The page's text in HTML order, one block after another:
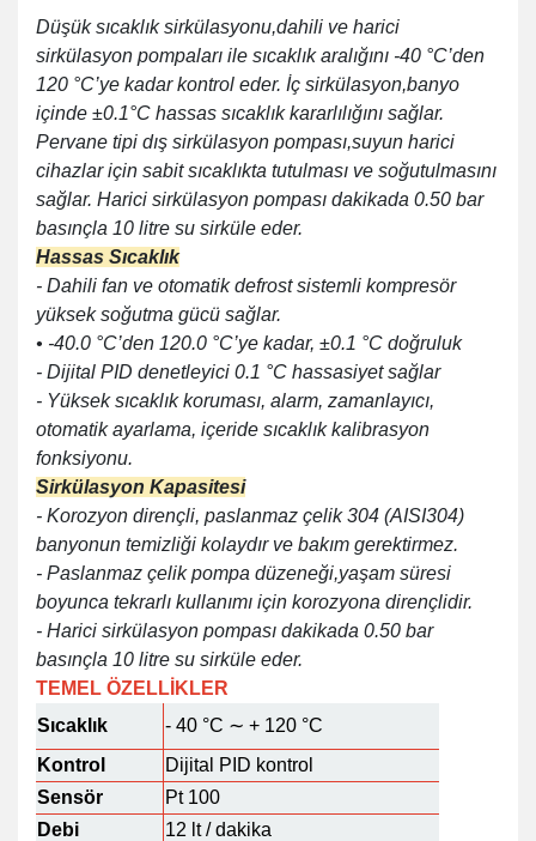
Düşük sıcaklık sirkülasyonu,dahili ve harici
sirkülasyon pompaları ile sıcaklık aralığını -40 °C’den
120 °C’ye kadar kontrol eder. İç sirkülasyon,banyo
içinde ±0.1°C hassas sıcaklık kararlılığını sağlar.
Pervane tipi dış sirkülasyon pompası,suyun harici
cihazlar için sabit sıcaklıkta tutulması ve soğutulmasını
sağlar. Harici sirkülasyon pompası dakikada 0.50 bar
basınçla 10 litre su sirküle eder.
Hassas Sıcaklık
- Dahili fan ve otomatik defrost sistemli kompresör
yüksek soğutma gücü sağlar.
• -40.0 °C’den 120.0 °C’ye kadar, ±0.1 °C doğruluk
- Dijital PID denetleyici 0.1 °C hassasiyet sağlar
- Yüksek sıcaklık koruması, alarm, zamanlayıcı,
otomatik ayarlama, içeride sıcaklık kalibrasyon
fonksiyonu.
Sirkülasyon Kapasitesi
- Korozyon dirençli, paslanmaz çelik 304 (AISI304)
banyonun temizliği kolaydır ve bakım gerektirmez.
- Paslanmaz çelik pompa düzeneği,yaşam süresi
boyunca tekrarlı kullanımı için korozyona dirençlidir.
- Harici sirkülasyon pompası dakikada 0.50 bar
basınçla 10 litre su sirküle eder.
TEMEL ÖZELLİKLER
Sıcaklık
- 40 °C ∼ + 120 °C
Kontrol
Dijital PID kontrol
Sensör
Pt 100
Debi
12 lt / dakika